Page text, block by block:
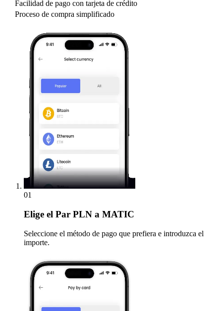
Facilidad de pago con tarjeta de crédito
Proceso de compra simplificado
01
Elige el Par PLN a MATIC
Seleccione el método de pago que prefiera e introduzca el
importe.